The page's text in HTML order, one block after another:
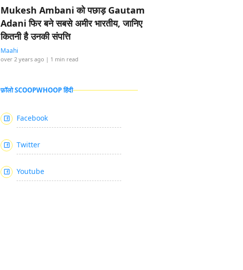
Mukesh Ambani को पछाड़ Gautam
Adani फिर बने सबसे अमीर भारतीय, जानिए
कितनी है उनकी संपत्ति
Maahi
over 2 years ago | 1 min read
फ़ॉलो SCOOPWHOOP हिंदी
Facebook
Twitter
Youtube